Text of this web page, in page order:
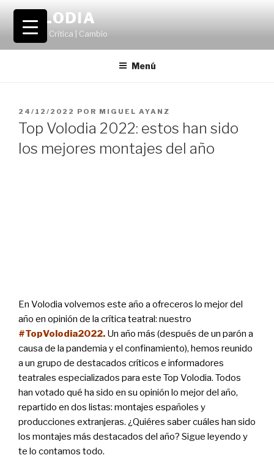
Saltar
contenido
VOLODIA
Teatro | Crítica | Cambio
Menú
PUBLICADO
EL
24/12/2022 POR MIGUEL AYANZ
Top Volodia 2022: estos han sido
los mejores montajes del año
En Volodia volvemos este año a ofreceros lo mejor del
año en opinión de la crítica teatral: nuestro
#TopVolodia2022. Un año más (después de un parón a
causa de la pandemia y el confinamiento), hemos reunido
a un grupo de destacados críticos e informadores
teatrales especializados para este Top Volodia. Todos
han votado qué ha sido en su opinión lo mejor del año,
repartido en dos listas: montajes españoles y
producciones extranjeras. ¿Quiéres saber cuáles han sido
los montajes más destacados del año? Sigue leyendo y
te lo contamos todo.